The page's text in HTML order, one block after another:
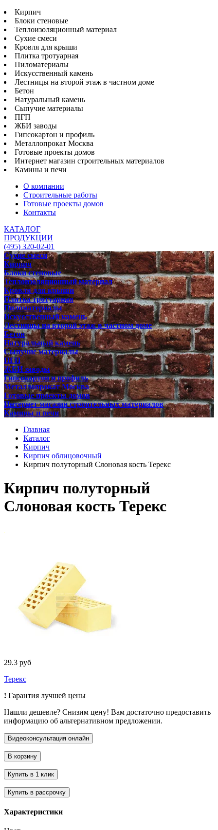
Кирпич
Блоки стеновые
Теплоизоляционный материал
Сухие смеси
Кровля для крыши
Плитка тротуарная
Пиломатериалы
Искусственный камень
Лестницы на второй этаж в частном доме
Бетон
Натуральный камень
Сыпучие материалы
ПГП
ЖБИ заводы
Гипсокартон и профиль
Металлопрокат Москва
Готовые проекты домов
Интернет магазин строительных материалов
Камины и печи
О компании
Строительные работы
Готовые проекты домов
Контакты
КАТАЛОГ
ПРОДУКЦИИ
(495) 320-02-01
Сухие смеси
Кирпич
Блоки стеновые
Теплоизоляционный материал
Кровля для крыши
Плитка тротуарная
Пиломатериалы
Искусственный камень
Лестницы на второй этаж в частном доме
Бетон
Натуральный камень
Сыпучие материалы
ПГП
ЖБИ заводы
Гипсокартон и профиль
Металлопрокат Москва
Готовые проекты домов
Интернет магазин строительных материалов
Камины и печи
Главная
Каталог
Кирпич
Кирпич облицовочный
Кирпич полуторный Слоновая кость Терекс
Кирпич полуторный
Слоновая кость Терекс
29.3 руб
Терекс
! Гарантия лучшей цены
Нашли дешевле? Снизим цену! Вам достаточно предоставить
информацию об альтернативном предложении.
Характеристики